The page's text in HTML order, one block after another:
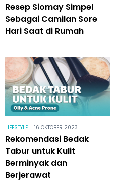
Resep Siomay Simpel
Sebagai Camilan Sore
Hari Saat di Rumah
LIFESTYLE | 16 OKTOBER 2023
Rekomendasi Bedak
Tabur untuk Kulit
Berminyak dan
Berjerawat